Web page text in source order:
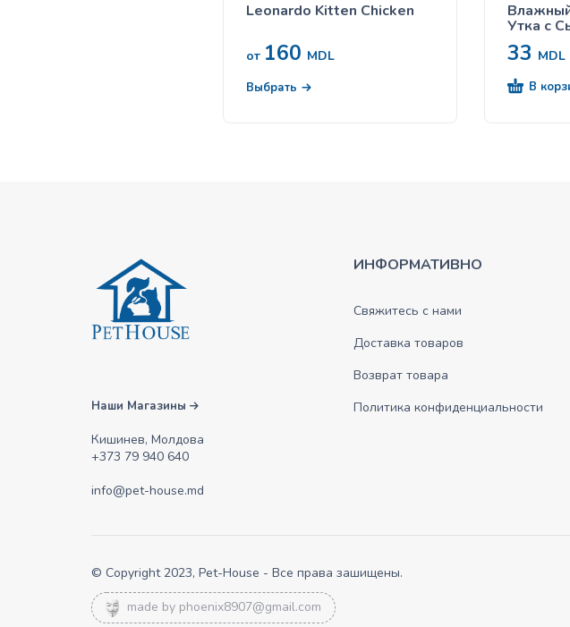
Leonardo Kitten Chicken
от 160 MDL
Выбрать
Утка с
33 MDL
В
Наши Магазины
Кишинев, Молдова
+373 79 940 640
info@pet-house.md
ИНФОРМАТИВНО
Свяжитесь с нами
Доставка товаров
Возврат товара
Политика конфиденциальности
© Copyright 2023, Pet-House - Все права зашищены.
made by phoenix8907@gmail.com